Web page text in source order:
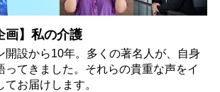
画】私の介護
開設から10年。多くの著名人が、自身
ってきました。それらの貴重な声をイ
お届けします。